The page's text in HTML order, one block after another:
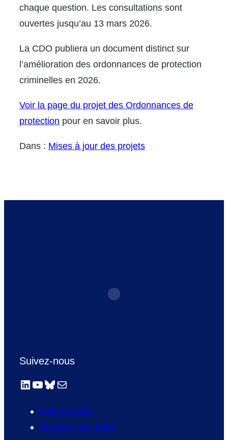
chaque question. Les consultations sont
ouvertes jusqu’au 13 mars 2026.
La CDO publiera un document distinct sur
l’amélioration des ordonnances de protection
criminelles en 2026.
Voir la page du projet des Ordonnances de
protection pour en savoir plus.
Dans : Mises à jour des projets
Suivez-nous
LinkedIn
YouTube
Bluesky
E-mail
Notre équipe
Suggérer un projet